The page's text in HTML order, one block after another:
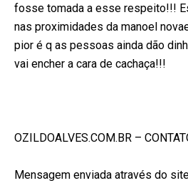
fosse tomada a esse respeito!!!
nas proximidades da manoel
pior é q as pessoas ainda dão
vai encher a cara de cachaça!!!
OZILDOALVES.COM.BR –
Mensagem enviada através do